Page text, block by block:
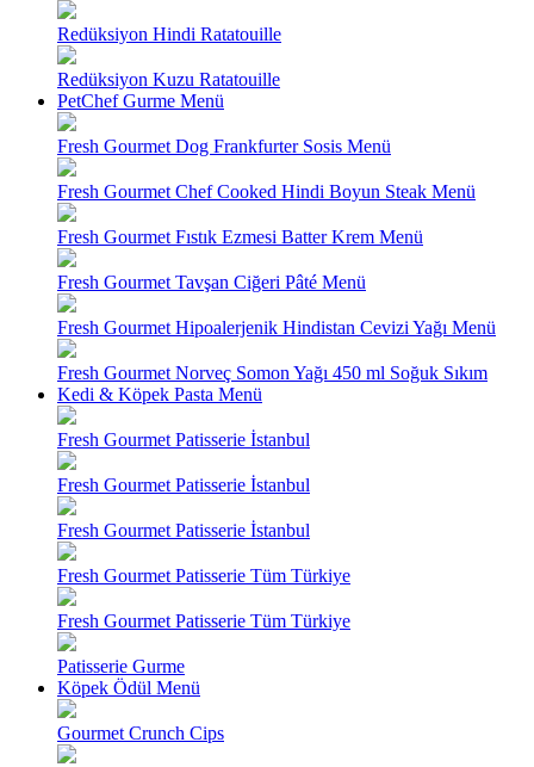
Redüksiyon Hindi Ratatouille
Redüksiyon Kuzu Ratatouille
PetChef Gurme Menü
Fresh Gourmet Dog Frankfurter Sosis Menü
Fresh Gourmet Chef Cooked Hindi Boyun Steak Menü
Fresh Gourmet Fıstık Ezmesi Batter Krem Menü
Fresh Gourmet Tavşan Ciğeri Pâté Menü
Fresh Gourmet Hipoalerjenik Hindistan Cevizi Yağı Menü
Fresh Gourmet Norveç Somon Yağı 450 ml Soğuk Sıkım
Kedi & Köpek Pasta Menü
Fresh Gourmet Patisserie İstanbul
Fresh Gourmet Patisserie İstanbul
Fresh Gourmet Patisserie İstanbul
Fresh Gourmet Patisserie Tüm Türkiye
Fresh Gourmet Patisserie Tüm Türkiye
Patisserie Gurme
Köpek Ödül Menü
Gourmet Crunch Cips